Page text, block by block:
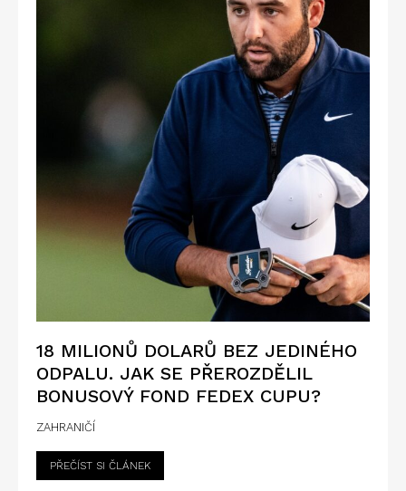
18 MILIONŮ DOLARŮ BEZ JEDINÉHO
ODPALU. JAK SE PŘEROZDĚLIL
BONUSOVÝ FOND FEDEX CUPU?
ZAHRANIČÍ
PŘEČÍST SI ČLÁNEK